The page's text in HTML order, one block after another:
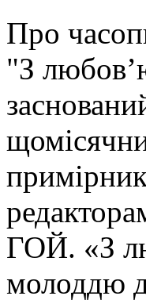
Про
"З
ГОЙ. «З
молоддю